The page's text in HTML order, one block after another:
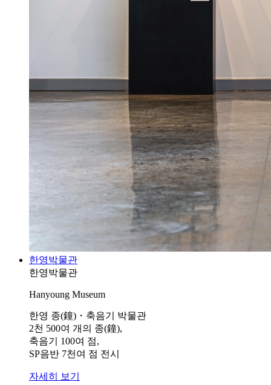
한영박물관
한영박물관
Hanyoung Museum
한영 종(鐘)・축음기 박물관
2천 500여 개의 종(鐘),
축음기 100여 점,
SP음반 7천여 점 전시
자세히 보기